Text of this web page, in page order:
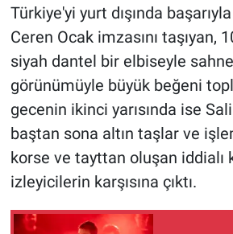
Türkiye'yi yurt dışında
Ceren Ocak imzasını taşıyan,
siyah dantel bir elbiseyle
görünümüyle büyük beğeni
gecenin ikinci yarısında ise
baştan sona altın taşlar ve
korse ve tayttan oluşan iddialı
izleyicilerin karşısına çıktı.